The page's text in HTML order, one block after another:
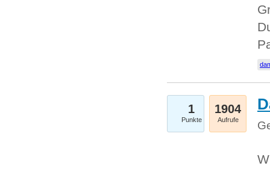
1
Punkte
1904
Aufrufe